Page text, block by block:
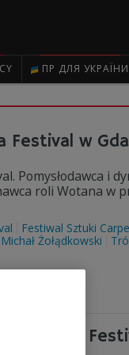
ПР ДЛЯ УКРАЇНИ
w
Pomysłodawca i
roli Wotana w
Festiwal Sztuki
Michał Żołądkowski
na 25.